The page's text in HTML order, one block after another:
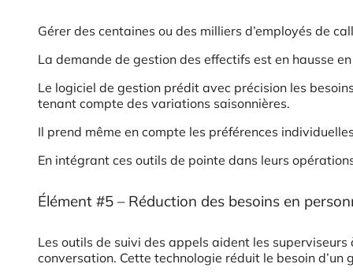
Gérer des centaines ou des milliers d’employés de
La demande de gestion des effectifs est en hausse
Le logiciel de gestion prédit avec précision les
tenant compte des variations saisonnières.
Il prend même en compte les préférences
En intégrant ces outils de pointe dans leurs
Élément #5 – Réduction des besoins en
Les outils de suivi des appels aident les
conversation. Cette technologie réduit le besoin